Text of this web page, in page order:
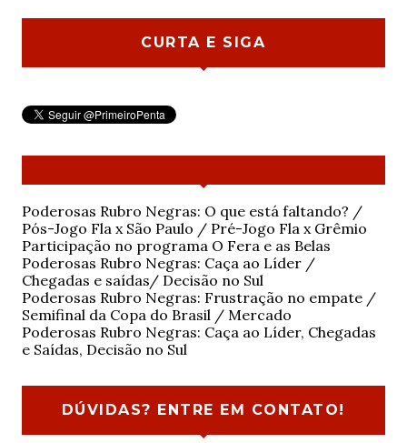
CURTA E SIGA
Poderosas Rubro Negras: O que está faltando? /
Pós-Jogo Fla x São Paulo / Pré-Jogo Fla x Grêmio
Participação no programa O Fera e as Belas
Poderosas Rubro Negras: Caça ao Líder /
Chegadas e saídas/ Decisão no Sul
Poderosas Rubro Negras: Frustração no empate /
Semifinal da Copa do Brasil / Mercado
Poderosas Rubro Negras: Caça ao Líder, Chegadas
e Saídas, Decisão no Sul
DÚVIDAS? ENTRE EM CONTATO!